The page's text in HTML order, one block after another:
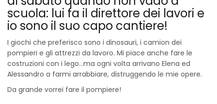
scuola: lui fa il direttore dei lavori e
io sono il suo capo cantiere!
I giochi che preferisco sono i dinosauri, i camion dei
pompieri e gli attrezzi da lavoro. Mi piace anche fare le
costruzioni con i lego…ma ogni volta arrivano Elena ed
Alessandro a farmi arrabbiare, distruggendo le mie opere.
Da grande vorrei fare il pompiere!